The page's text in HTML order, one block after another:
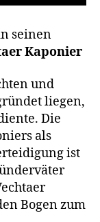
seinen
Kaponier
und
liegen,
Die
als
ist
Bogen zum